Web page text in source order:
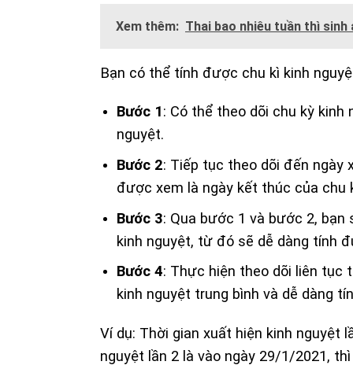
Xem thêm: Thai bao nhiêu tuần thì sinh
Bạn có thể tính được chu kì kinh
Bước 1: Có thể theo dõi chu kỳ
nguyệt.
Bước 2: Tiếp tục theo dõi đến ngày
được xem là ngày kết thúc của chu
Bước 3: Qua bước 1 và bước 2,
kinh nguyệt, từ đó sẽ dễ dàng tính
Bước 4: Thực hiện theo dõi liên tục
kinh nguyệt trung bình và dễ dàng
Ví dụ: Thời gian xuất hiện kinh nguyệt
nguyệt lần 2 là vào ngày 29/1/2021,